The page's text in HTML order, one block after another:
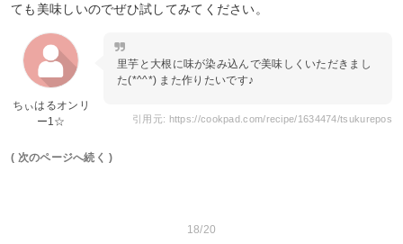
ても美味しいのでぜひ試してみてください。
ちぃはるオンリ
ー1☆
里芋と大根に味が染み込んで美味しくいただきまし
た(*^^*) また作りたいです♪
引用元: https://cookpad.com/recipe/1634474/tsukurepos
( 次のページへ続く )
18/20